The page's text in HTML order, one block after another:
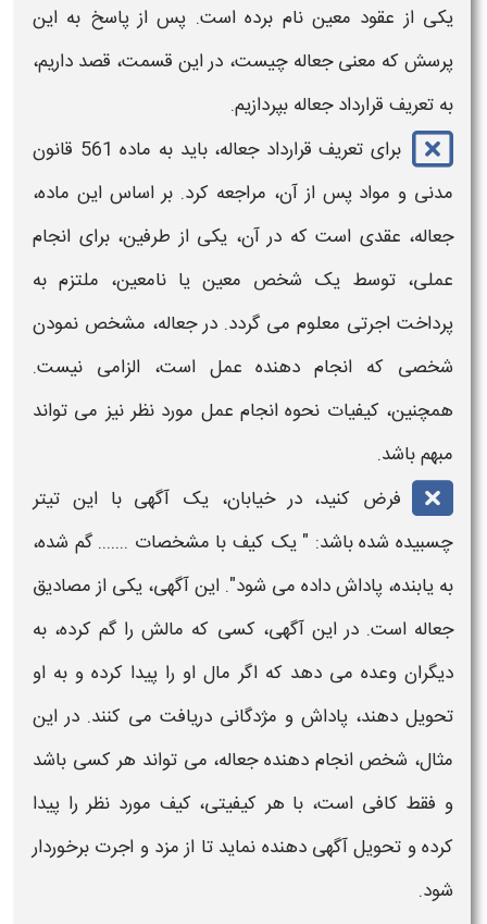
یکی از عقود معین نام برده است. پس از پاسخ به این
پرسش که معنی جعاله چیست، در این قسمت، قصد داریم،
به تعریف قرارداد جعاله بپردازیم.
برای تعریف قرارداد جعاله
، باید به ماده 561 قانون
مدنی و مواد پس از آن، مراجعه کرد. بر اساس این ماده،
جعاله، عقدی است که در آن، یکی از طرفین، برای انجام
عملی، توسط یک شخص معین یا نامعین، ملتزم به
پرداخت اجرتی معلوم می گردد. درجعاله، مشخص نمودن
شخصی که انجام دهنده عمل است، الزامی نیست.
همچنین، کیفیات نحوه انجام عمل مورد نظر نیز می تواند
مبهم باشد.
فرض کنید، در خیابان، یک آگهی با این تیتر
چسبیده شده باشد: " یک کیف با مشخصات ....... گم شده،
به یابنده، پاداش داده می شود". این آگهی، یکی از مصادیق
جعاله است. در این آگهی، کسی که مالش را گم کرده، به
دیگران وعده می دهد که اگر مال او را پیدا کرده و به او
تحویل دهند، پاداش و مژدگانی دریافت می کنند. در این
مثال، شخص انجام دهندهجعاله، می تواند هر کسی باشد
و فقط کافی است، با هر کیفیتی، کیف مورد نظر را پیدا
کرده و تحویل آگهی دهنده نماید تا از مزد و اجرت برخوردار
شود.